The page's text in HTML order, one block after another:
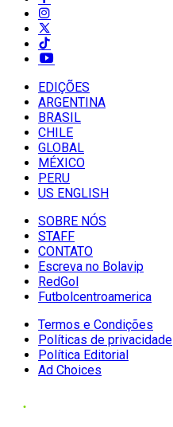
EDIÇÕES
ARGENTINA
BRASIL
CHILE
GLOBAL
MÉXICO
PERU
US ENGLISH
SOBRE NÓS
STAFF
CONTATO
Escreva no Bolavip
RedGol
Futbolcentroamerica
Termos e Condições
Políticas de privacidade
Política Editorial
Ad Choices